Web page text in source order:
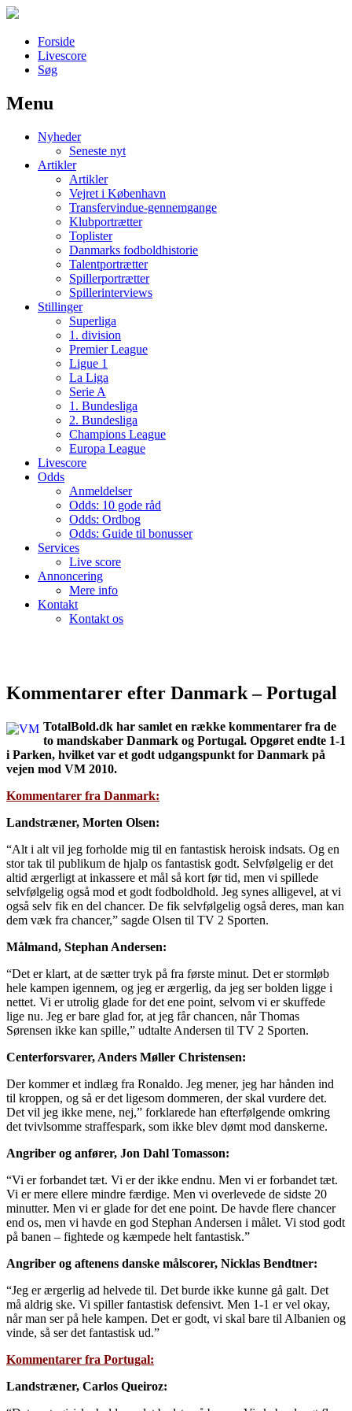
Forside
Livescore
Søg
Наши партнеры
лучшие займы
Menu
Nyheder
Seneste nyt
Artikler
Artikler
Vejret i København
Transfervindue-gennemgange
Klubportrætter
Toplister
Danmarks fodboldhistorie
Talentportrætter
Spillerportrætter
Spillerinterviews
Stillinger
Superliga
1. division
Premier League
Ligue 1
La Liga
Serie A
1. Bundesliga
2. Bundesliga
Champions League
Europa League
Livescore
Odds
Anmeldelser
Odds: 10 gode råd
Odds: Ordbog
Odds: Guide til bonusser
Services
Live score
Annoncering
Mere info
Kontakt
Kontakt os
Kommentarer efter Danmark – Portugal
TotalBold.dk har samlet en række kommentarer fra de
to mandskaber Danmark og Portugal. Opgøret endte 1-1
i Parken, hvilket var et godt udgangspunkt for Danmark på
vejen mod VM 2010.
Kommentarer fra Danmark:
Landstræner, Morten Olsen:
“Alt i alt vil jeg forholde mig til en fantastisk heroisk indsats. Og en
stor tak til publikum de hjalp os fantastisk godt. Selvfølgelig er det
altid ærgerligt at inkassere et mål så kort før tid, men vi spillede
selvfølgelig også mod et godt fodboldhold. Jeg synes alligevel, at vi
også selv fik en del chancer. De fik selvfølgelig også deres, man kan
dem væk fra chancer,” sagde Olsen til TV 2 Sporten.
Målmand, Stephan Andersen:
“Det er klart, at de sætter tryk på fra første minut. Det er stormløb
hele kampen igennem, og jeg er ærgerlig, da jeg ser bolden ligge i
nettet. Vi er utrolig glade for det ene point, selvom vi er skuffede
lige nu. Jeg er bare glad for, at jeg får chancen, når Thomas
Sørensen ikke kan spille,” udtalte Andersen til TV 2 Sporten.
Centerforsvarer, Anders Møller Christensen:
Der kommer et indlæg fra Ronaldo. Jeg mener, jeg har hånden ind
til kroppen, og så er det ligesom dommeren, der skal vurdere det.
Det vil jeg ikke mene, nej,” forklarede han efterfølgende omkring
det tvivlsomme straffespark, som ikke blev dømt mod danskerne.
Angriber og anfører, Jon Dahl Tomasson:
“Vi er forbandet tæt. Vi er der ikke endnu. Men vi er forbandet tæt.
Vi er mere ellere mindre færdige. Men vi overlevede de sidste 20
minutter. Men vi er glade for det ene point. De havde flere chancer
end os, men vi havde en god Stephan Andersen i målet. Vi stod godt
på banen – fightede og kæmpede helt fantastisk.”
Angriber og aftenens danske målscorer, Nicklas Bendtner:
“Jeg er ærgerlig ad helvede til. Det burde ikke kunne gå galt. Det
må aldrig ske. Vi spiller fantastisk defensivt. Men 1-1 er vel okay,
når man ser på hele kampen. Det er godt, vi skal bare til Albanien og
vinde, så ser det fantastisk ud.”
Kommentarer fra Portugal:
Landstræner, Carlos Queiroz: